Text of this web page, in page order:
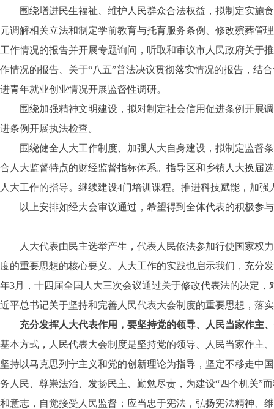
围绕增进民生福祉、维护人民群众合法权益，拟制定实施食
元调解相关立法和制定学前教育与托育服务条例、修改殡葬管
工作情况的报告并开展专题询问，听取和审议市人民政府关于
作情况的报告、关于“八五”普法决议贯彻落实情况的报告，结
进青年就业创业情况开展监督性调研。
围绕加强精神文明建设，拟对制定社会信用促进条例开展调
进条例开展执法检查。
围绕健全人大工作制度、加强人大自身建设，拟制定监督条
合人大监督特点的财经监督指标体系。指导区和乡镇人大换届
人大工作的指导。继续建设4门培训课程。推进科技赋能，加
以上安排如经大会审议通过，希望得到全体代表的积极参
人大代表由民主选举产生，代表人民依法参加行使国家权力
度的重要思想的核心要义。人大工作的实践也启示我们，充分
年3月，十四届全国人大三次会议通过关于修改代表法的决定
近平总书记关于坚持和完善人民代表大会制度的重要思想，落
充分发挥人大代表作用，要坚持党的领导、人民当家作主
基本方式，人民代表大会制度是坚持党的领导、人民当家作主
坚持以马克思列宁主义和党的创新理论为指导，坚定不移走中
务人民、尊崇法治、发扬民主、勤勉尽责，为建设“四个机关”
和意志，自觉接受人民监督；应当忠于宪法，弘扬宪法精神、